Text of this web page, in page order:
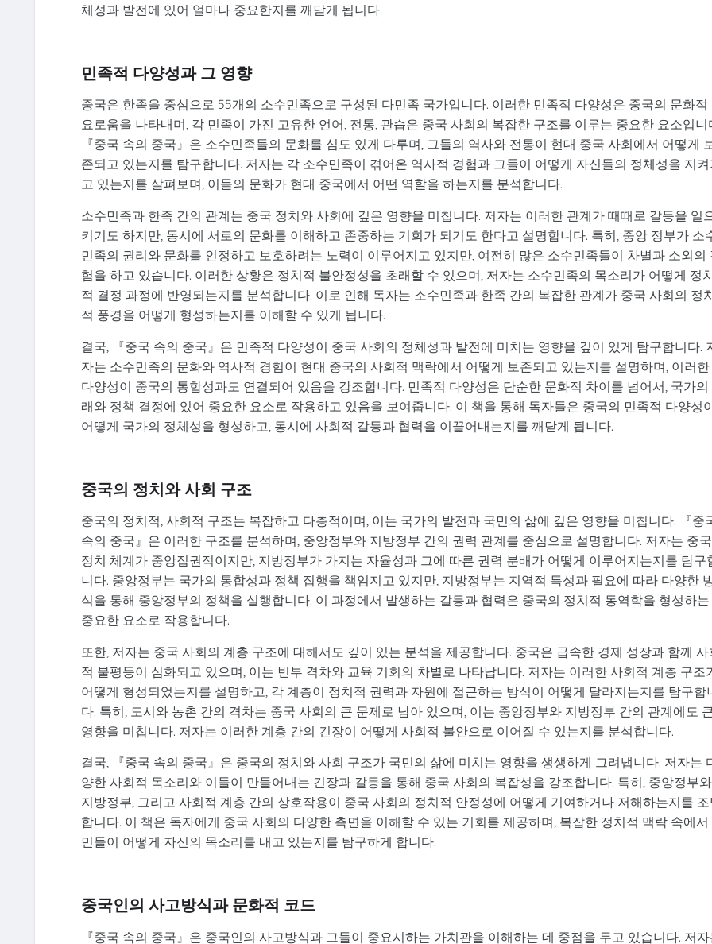
체성과 발전에 있어 얼마나 중요한지를 깨닫게 됩니다.
민족적 다양성과 그 영향
중국은 한족을 중심으로 55개의 소수민족으로 구성된 다민족 국가입니다. 이러한 민족적 다양성은 중국의 문화적
요로움을 나타내며, 각 민족이 가진 고유한 언어, 전통, 관습은 중국 사회의 복잡한 구조를 이루는 중요한 요소입니
『중국 속의 중국』은 소수민족들의 문화를 심도 있게 다루며, 그들의 역사와 전통이 현대 중국 사회에서 어떻게
존되고 있는지를 탐구합니다. 저자는 각 소수민족이 겪어온 역사적 경험과 그들이 어떻게 자신들의 정체성을 지
고 있는지를 살펴보며, 이들의 문화가 현대 중국에서 어떤 역할을 하는지를 분석합니다.
소수민족과 한족 간의 관계는 중국 정치와 사회에 깊은 영향을 미칩니다. 저자는 이러한 관계가 때때로 갈등을 일
키기도 하지만, 동시에 서로의 문화를 이해하고 존중하는 기회가 되기도 한다고 설명합니다. 특히, 중앙 정부가 소
민족의 권리와 문화를 인정하고 보호하려는 노력이 이루어지고 있지만, 여전히 많은 소수민족들이 차별과 소외의
험을 하고 있습니다. 이러한 상황은 정치적 불안정성을 초래할 수 있으며, 저자는 소수민족의 목소리가 어떻게 정
적 결정 과정에 반영되는지를 분석합니다. 이로 인해 독자는 소수민족과 한족 간의 복잡한 관계가 중국 사회의 정
적 풍경을 어떻게 형성하는지를 이해할 수 있게 됩니다.
결국, 『중국 속의 중국』은 민족적 다양성이 중국 사회의 정체성과 발전에 미치는 영향을 깊이 있게 탐구합니다.
자는 소수민족의 문화와 역사적 경험이 현대 중국의 사회적 맥락에서 어떻게 보존되고 있는지를 설명하며, 이러한
다양성이 중국의 통합성과도 연결되어 있음을 강조합니다. 민족적 다양성은 단순한 문화적 차이를 넘어서, 국가의
래와 정책 결정에 있어 중요한 요소로 작용하고 있음을 보여줍니다. 이 책을 통해 독자들은 중국의 민족적 다양성
어떻게 국가의 정체성을 형성하고, 동시에 사회적 갈등과 협력을 이끌어내는지를 깨닫게 됩니다.
중국의 정치와 사회 구조
중국의 정치적, 사회적 구조는 복잡하고 다층적이며, 이는 국가의 발전과 국민의 삶에 깊은 영향을 미칩니다. 『중
속의 중국』은 이러한 구조를 분석하며, 중앙정부와 지방정부 간의 권력 관계를 중심으로 설명합니다. 저자는 중
정치 체계가 중앙집권적이지만, 지방정부가 가지는 자율성과 그에 따른 권력 분배가 어떻게 이루어지는지를 탐구
니다. 중앙정부는 국가의 통합성과 정책 집행을 책임지고 있지만, 지방정부는 지역적 특성과 필요에 따라 다양한
식을 통해 중앙정부의 정책을 실행합니다. 이 과정에서 발생하는 갈등과 협력은 중국의 정치적 동역학을 형성하는
중요한 요소로 작용합니다.
또한, 저자는 중국 사회의 계층 구조에 대해서도 깊이 있는 분석을 제공합니다. 중국은 급속한 경제 성장과 함께 사
적 불평등이 심화되고 있으며, 이는 빈부 격차와 교육 기회의 차별로 나타납니다. 저자는 이러한 사회적 계층 구조
어떻게 형성되었는지를 설명하고, 각 계층이 정치적 권력과 자원에 접근하는 방식이 어떻게 달라지는지를 탐구합
다. 특히, 도시와 농촌 간의 격차는 중국 사회의 큰 문제로 남아 있으며, 이는 중앙정부와 지방정부 간의 관계에도
영향을 미칩니다. 저자는 이러한 계층 간의 긴장이 어떻게 사회적 불안으로 이어질 수 있는지를 분석합니다.
결국, 『중국 속의 중국』은 중국의 정치와 사회 구조가 국민의 삶에 미치는 영향을 생생하게 그려냅니다. 저자는
양한 사회적 목소리와 이들이 만들어내는 긴장과 갈등을 통해 중국 사회의 복잡성을 강조합니다. 특히, 중앙정부와
지방정부, 그리고 사회적 계층 간의 상호작용이 중국 사회의 정치적 안정성에 어떻게 기여하거나 저해하는지를 조
합니다. 이 책은 독자에게 중국 사회의 다양한 측면을 이해할 수 있는 기회를 제공하며, 복잡한 정치적 맥락 속에서
민들이 어떻게 자신의 목소리를 내고 있는지를 탐구하게 합니다.
중국인의 사고방식과 문화적 코드
『중국 속의 중국』은 중국인의 사고방식과 그들이 중요시하는 가치관을 이해하는 데 중점을 두고 있습니다. 저자